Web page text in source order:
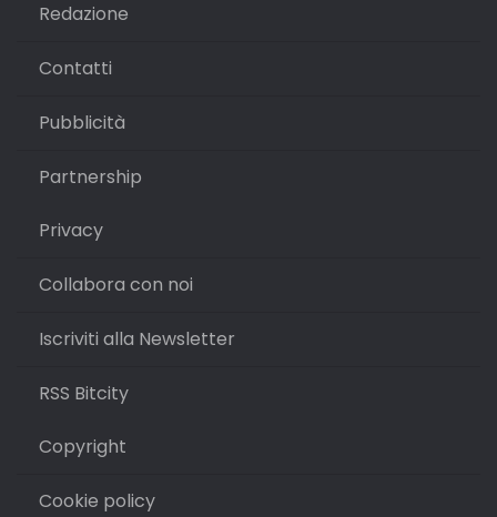
Redazione
Contatti
Pubblicità
Partnership
Privacy
Collabora con noi
Iscriviti alla Newsletter
RSS Bitcity
Copyright
Cookie policy